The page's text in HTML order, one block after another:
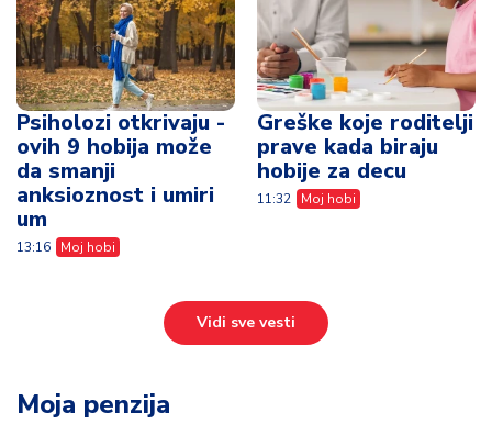
Psiholozi otkrivaju -
ovih 9 hobija može
da smanji
anksioznost i umiri
um
13:16 Moj hobi
Greške koje roditelji
prave kada biraju
hobije za decu
11:32 Moj hobi
Vidi sve vesti
Moja penzija